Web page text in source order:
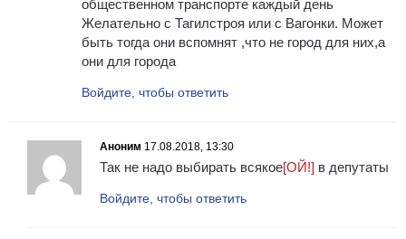
общественном транспорте каждый день
Желательно с Тагилстроя или с Вагонки. Может
быть тогда они вспомнят ,что не город для них,а
они для города
Войдите, чтобы ответить
Аноним 17.08.2018, 13:30
Так не надо выбирать всякое[ОЙ!] в депутаты
Войдите, чтобы ответить